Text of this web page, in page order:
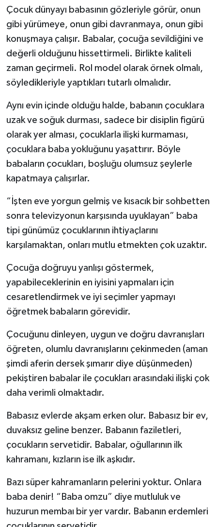
Çocuk dünyayı babasının gözleriyle görür, onun
gibi yürümeye, onun gibi davranmaya, onun gibi
konuşmaya çalışır. Babalar, çocuğa sevildiğini ve
değerli olduğunu hissettirmeli. Birlikte kaliteli
zaman geçirmeli. Rol model olarak örnek olmalı,
söyledikleriyle yaptıkları tutarlı olmalıdır.
Aynı evin içinde olduğu halde, babanın çocuklara
uzak ve soğuk durması, sadece bir disiplin figürü
olarak yer alması, çocuklarla ilişki kurmaması,
çocuklara baba yokluğunu yaşattırır. Böyle
babaların çocukları, boşluğu olumsuz şeylerle
kapatmaya çalışırlar.
“İşten eve yorgun gelmiş ve kısacık bir sohbetten
sonra televizyonun karşısında uyuklayan” baba
tipi günümüz çocuklarının ihtiyaçlarını
karşılamaktan, onları mutlu etmekten çok uzaktır.
Çocuğa doğruyu yanlışı göstermek,
yapabileceklerinin en iyisini yapmaları için
cesaretlendirmek ve iyi seçimler yapmayı
öğretmek babaların görevidir.
Çocuğunu dinleyen, uygun ve doğru davranışları
öğreten, olumlu davranışlarını çekinmeden (aman
şimdi aferin dersek şımarır diye düşünmeden)
pekiştiren babalar ile çocukları arasındaki ilişki çok
daha verimli olmaktadır.
Babasız evlerde akşam erken olur. Babasız bir ev,
duvaksız geline benzer. Babanın faziletleri,
çocukların servetidir. Babalar, oğullarının ilk
kahramanı, kızların ise ilk aşkıdır.
Bazı süper kahramanların pelerini yoktur. Onlara
baba denir! “Baba omzu” diye mutluluk ve
huzurun membaı bir yer vardır. Babanın erdemleri